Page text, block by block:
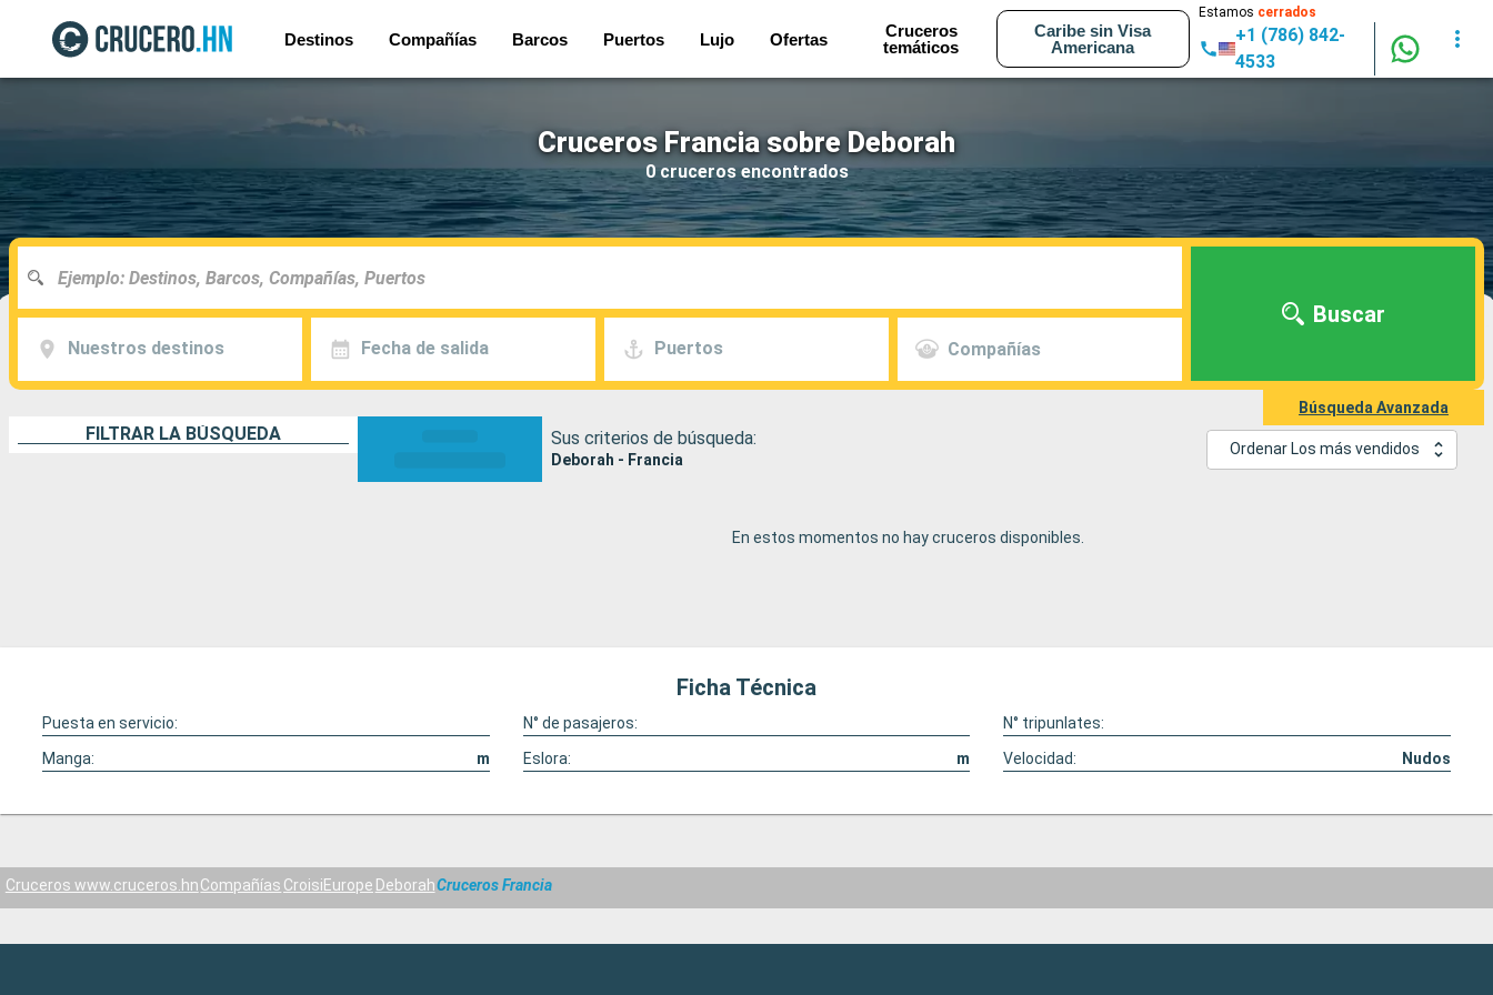
Destinos Compañías Barcos Puertos Lujo Ofertas
Cruceros
temáticos
Caribe sin Visa
Americana
Estamos cerrados
+1 (786) 842-
4533
Cruceros Francia sobre Deborah
0 cruceros encontrados
Nuestros destinos Fecha de salida Puertos Compañías
Buscar
Búsqueda Avanzada
FILTRAR LA BÚSQUEDA Sus criterios de búsqueda:
Deborah - Francia
Ordenar Los más vendidos
En estos momentos no hay cruceros disponibles.
Ficha Técnica
Puesta en servicio: N° de pasajeros:
N° tripunlates:
Manga:
m Eslora: m Velocidad: Nudos
Cruceros www.cruceros.hnCompañías CroisiEurope DeborahCruceros Francia